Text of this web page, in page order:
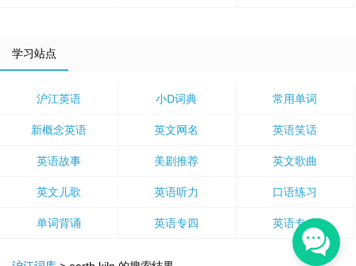
学习站点
沪江英语 小D词典 常用单词
新概念英语 英文网名 英语笑话
英语故事 美剧推荐 英文歌曲
英文儿歌 英语听力 口语练习
单词背诵 英语专四 英语专八